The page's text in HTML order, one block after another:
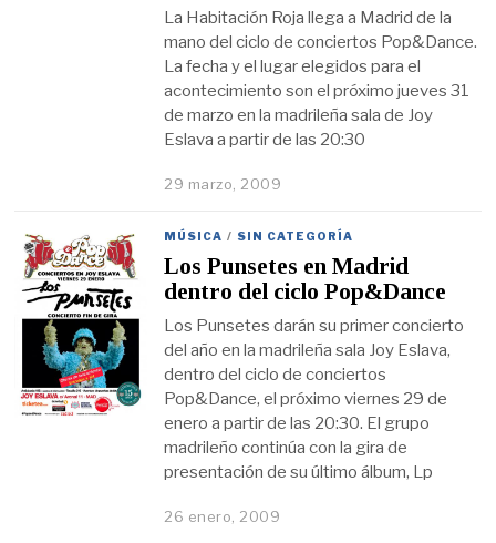
La Habitación Roja llega a Madrid de la
mano del ciclo de conciertos Pop&Dance.
La fecha y el lugar elegidos para el
acontecimiento son el próximo jueves 31
de marzo en la madrileña sala de Joy
Eslava a partir de las 20:30
29 marzo, 2009
MÚSICA / SIN CATEGORÍA
Los Punsetes en Madrid
dentro del ciclo Pop&Dance
Los Punsetes darán su primer concierto
del año en la madrileña sala Joy Eslava,
dentro del ciclo de conciertos
Pop&Dance, el próximo viernes 29 de
enero a partir de las 20:30. El grupo
madrileño continúa con la gira de
presentación de su último álbum, Lp
26 enero, 2009